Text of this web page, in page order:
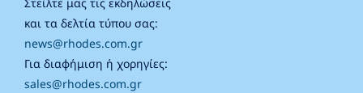
Στείλτε μας τις εκδηλώσεις
και τα δελτία τύπου σας:
news@rhodes.com.gr
Για διαφήμιση ή χορηγίες:
sales@rhodes.com.gr